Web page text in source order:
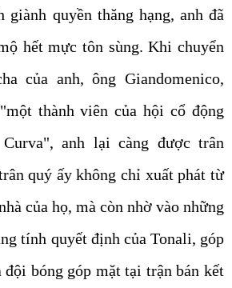
giành quyền thăng hạng, anh đã
hết mực tôn sùng. Khi chuyển
của anh, ông Giandomenico,
thành viên của hội cổ động
anh lại càng được trân
quý ấy không chỉ xuất phát từ
của họ, mà còn nhờ vào những
tính quyết định của Tonali, góp
bóng góp mặt tại trận bán kết